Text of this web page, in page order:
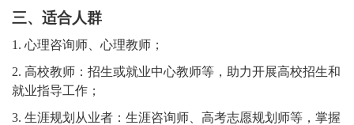
三、适合人群
1. 心理咨询师、心理教师；
2. 高校教师：招生或就业中心教师等，助力开展高校招生和
就业指导工作；
3. 生涯规划从业者：生涯咨询师、高考志愿规划师等，掌握